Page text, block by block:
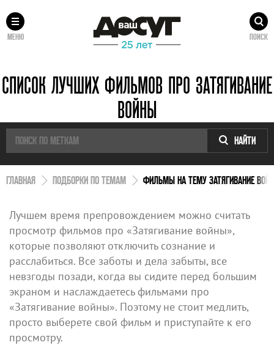
МЕНЮ ПОИСК
СПИСОК ЛУЧШИХ ФИЛЬМОВ ПРО ЗАТЯГИВАНИЕ
ВОЙНЫ
НАЙТИ
ГЛАВНАЯ ПОДБОРКИ ПО ТЕМАМ ФИЛЬМЫ НА ТЕМУ ЗАТЯГИВАНИЕ
Лучшем время препровождением можно считать
просмотр фильмов про «Затягивание войны»,
которые позволяют отключить сознание и
расслабиться. Все заботы и дела забыты, все
невзгоды позади, когда вы сидите перед большим
экраном и наслаждаетесь фильмами про
«Затягивание войны». Поэтому не стоит медлить,
просто выберете свой фильм и приступайте к его
просмотру.